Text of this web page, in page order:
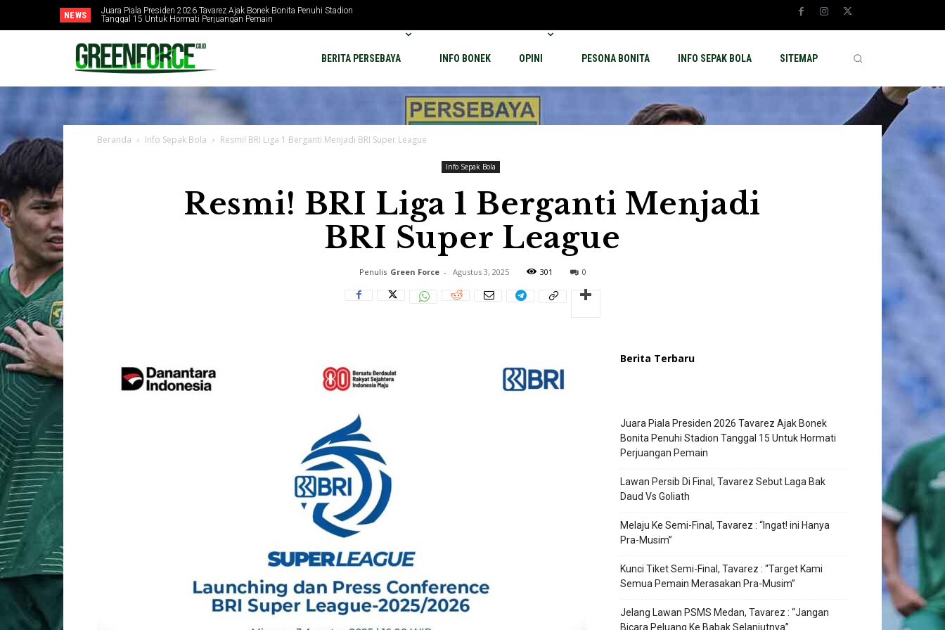
NEWS
Juara Piala Presiden 2026 Tavarez Ajak Bonek Bonita Penuhi Stadion
Tanggal 15 Untuk Hormati Perjuangan Pemain
BERITA PERSEBAYA INFO BONEK OPINI PESONA BONITA INFO SEPAK BOLA SITEMAP
Beranda Info Sepak Bola Resmi! BRI Liga 1 Berganti Menjadi BRI Super League
Info Sepak Bola
Resmi! BRI Liga 1 Berganti Menjadi
BRI Super League
Penulis Green Force - Agustus 3, 2025 301 0
Berita Terbaru
Juara Piala Presiden 2026 Tavarez Ajak Bonek
Bonita Penuhi Stadion Tanggal 15 Untuk Hormati
Perjuangan Pemain
Lawan Persib Di Final, Tavarez Sebut Laga Bak
Daud Vs Goliath
Melaju Ke Semi-Final, Tavarez : “Ingat! ini Hanya
Pra-Musim”
Kunci Tiket Semi-Final, Tavarez : “Target Kami
Semua Pemain Merasakan Pra-Musim”
Jelang Lawan PSMS Medan, Tavarez : “Jangan
Bicara Peluang Ke Babak Selanjutnya”